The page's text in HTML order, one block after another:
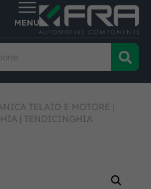
TELAIO E MOTORE |
| TENDICINGHIA